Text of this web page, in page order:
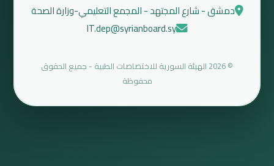
دمشق - شارع المجتهد - المجمع التعليمي-وزارة الصحة
IT.dep@syrianboard.sy
© 2026 الهيئة السورية للاختصاصات الطبية - جميع الحقوق
محفوظة